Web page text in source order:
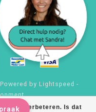
te verbeteren. Is dat
by Lightspeed -